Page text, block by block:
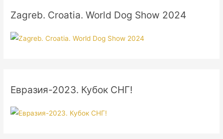
Zagreb. Croatia. World Dog Show 2024
Евразия-2023. Кубок СНГ!